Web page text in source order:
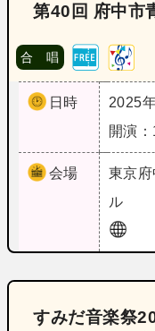
第40回 府中市
合 唱
日時
2025
開演
会場 東京
ル
すみだ音楽祭